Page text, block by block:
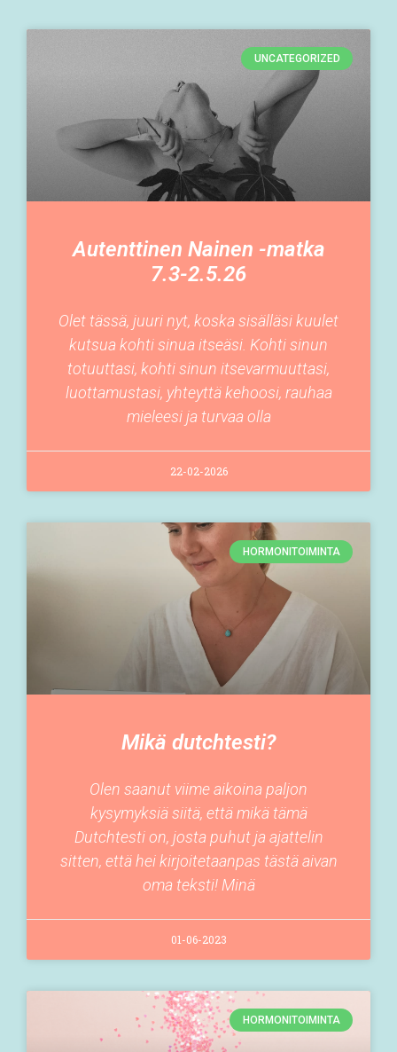
UNCATEGORIZED
Autenttinen Nainen -matka
7.3-2.5.26
Olet tässä, juuri nyt, koska sisälläsi kuulet
kutsua kohti sinua itseäsi. Kohti sinun
totuuttasi, kohti sinun itsevarmuuttasi,
luottamustasi, yhteyttä kehoosi, rauhaa
mieleesi ja turvaa olla
22-02-2026
HORMONITOIMINTA
Mikä dutchtesti?
Olen saanut viime aikoina paljon
kysymyksiä siitä, että mikä tämä
Dutchtesti on, josta puhut ja ajattelin
sitten, että hei kirjoitetaanpas tästä aivan
oma teksti! Minä
01-06-2023
HORMONITOIMINTA